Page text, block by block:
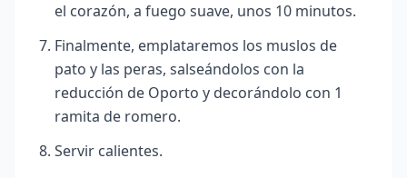
el corazón, a fuego suave, unos 10 minutos.
Finalmente, emplataremos los muslos de
pato y las peras, salseándolos con la
reducción de Oporto y decorándolo con 1
ramita de romero.
Servir calientes.